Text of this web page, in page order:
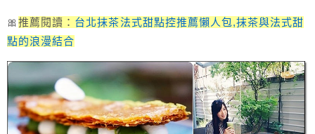
🎀推薦閱讀： 台北抹茶法式甜點控推薦懶人包,抹茶與法式甜
點的浪漫結合